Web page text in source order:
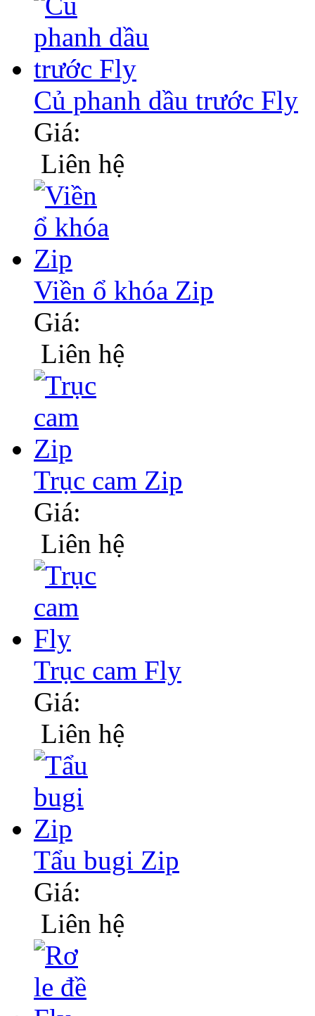
Củ phanh dầu trước Fly
Giá:
Liên hệ
Viền ổ khóa Zip
Giá:
Liên hệ
Trục cam Zip
Giá:
Liên hệ
Trục cam Fly
Giá:
Liên hệ
Tẩu bugi Zip
Giá:
Liên hệ